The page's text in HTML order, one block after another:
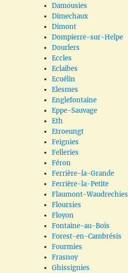
Damousies
Dimechaux
Dimont
Dompierre-sur-Helpe
Dourlers
Eccles
Eclaibes
Ecuélin
Elesmes
Englefontaine
Eppe-Sauvage
Eth
Etroeungt
Feignies
Felleries
Féron
Ferrière-la-Grande
Ferrière-la-Petite
Flaumont-Waudrechies
Floursies
Floyon
Fontaine-au-Bois
Forest-en-Cambrésis
Fourmies
Frasnoy
Ghissignies